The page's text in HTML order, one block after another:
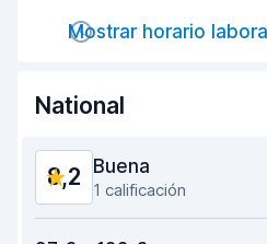
Estado del vehículo
Mostrar horario laboral
National
8,2 Buena
1 calificación